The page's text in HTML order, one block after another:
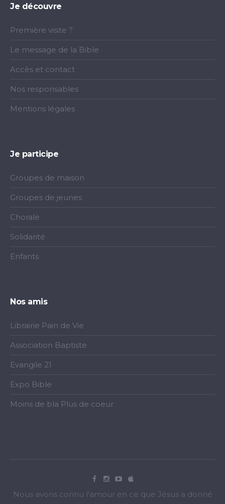
Je découvre
Première visite ?
Le message de la Bible
Accès et contact
Nos responsables
Mentions légales
Je participe
Groupes de maison
Groupes de jeunes
Chorale
Solidarité
Enfants
Nos amis
Librairie Pain de Vie
Association Baptiste
Evangile 21
Expo Bible
Moins de bla Plus de coeur
Nous avons connu l'amour en ce que Jésus a donné